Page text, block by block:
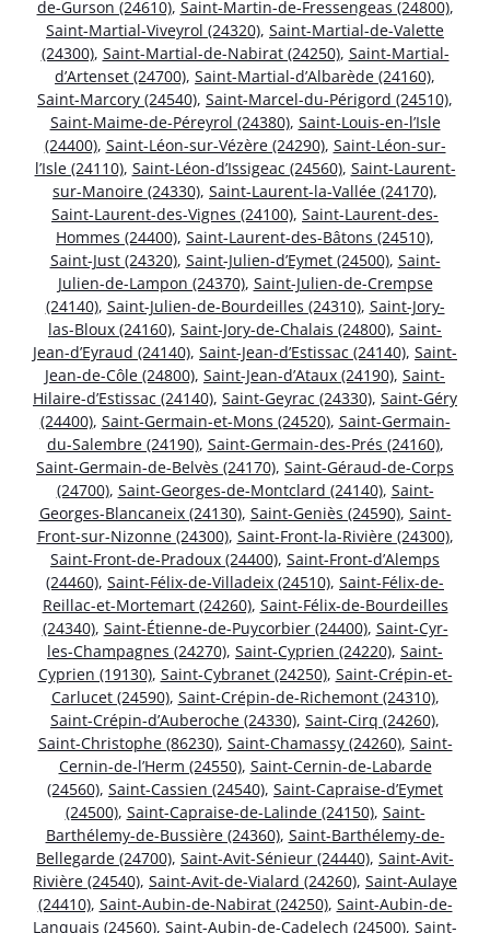
de-Gurson (24610), Saint-Martin-de-Fressengeas (24800),
Saint-Martial-Viveyrol (24320), Saint-Martial-de-Valette
(24300), Saint-Martial-de-Nabirat (24250), Saint-Martial-
d’Artenset (24700), Saint-Martial-d’Albarède (24160),
Saint-Marcory (24540), Saint-Marcel-du-Périgord (24510),
Saint-Maime-de-Péreyrol (24380), Saint-Louis-en-l’Isle
(24400), Saint-Léon-sur-Vézère (24290), Saint-Léon-sur-
l’Isle (24110), Saint-Léon-d’Issigeac (24560), Saint-Laurent-
sur-Manoire (24330), Saint-Laurent-la-Vallée (24170),
Saint-Laurent-des-Vignes (24100), Saint-Laurent-des-
Hommes (24400), Saint-Laurent-des-Bâtons (24510),
Saint-Just (24320), Saint-Julien-d’Eymet (24500), Saint-
Julien-de-Lampon (24370), Saint-Julien-de-Crempse
(24140), Saint-Julien-de-Bourdeilles (24310), Saint-Jory-
las-Bloux (24160), Saint-Jory-de-Chalais (24800), Saint-
Jean-d’Eyraud (24140), Saint-Jean-d’Estissac (24140), Saint-
Jean-de-Côle (24800), Saint-Jean-d’Ataux (24190), Saint-
Hilaire-d’Estissac (24140), Saint-Geyrac (24330), Saint-Géry
(24400), Saint-Germain-et-Mons (24520), Saint-Germain-
du-Salembre (24190), Saint-Germain-des-Prés (24160),
Saint-Germain-de-Belvès (24170), Saint-Géraud-de-Corps
(24700), Saint-Georges-de-Montclard (24140), Saint-
Georges-Blancaneix (24130), Saint-Geniès (24590), Saint-
Front-sur-Nizonne (24300), Saint-Front-la-Rivière (24300),
Saint-Front-de-Pradoux (24400), Saint-Front-d’Alemps
(24460), Saint-Félix-de-Villadeix (24510), Saint-Félix-de-
Reillac-et-Mortemart (24260), Saint-Félix-de-Bourdeilles
(24340), Saint-Étienne-de-Puycorbier (24400), Saint-Cyr-
les-Champagnes (24270), Saint-Cyprien (24220), Saint-
Cyprien (19130), Saint-Cybranet (24250), Saint-Crépin-et-
Carlucet (24590), Saint-Crépin-de-Richemont (24310),
Saint-Crépin-d’Auberoche (24330), Saint-Cirq (24260),
Saint-Christophe (86230), Saint-Chamassy (24260), Saint-
Cernin-de-l’Herm (24550), Saint-Cernin-de-Labarde
(24560), Saint-Cassien (24540), Saint-Capraise-d’Eymet
(24500), Saint-Capraise-de-Lalinde (24150), Saint-
Barthélemy-de-Bussière (24360), Saint-Barthélemy-de-
Bellegarde (24700), Saint-Avit-Sénieur (24440), Saint-Avit-
Rivière (24540), Saint-Avit-de-Vialard (24260), Saint-Aulaye
(24410), Saint-Aubin-de-Nabirat (24250), Saint-Aubin-de-
Lanquais (24560), Saint-Aubin-de-Cadelech (24500), Saint-